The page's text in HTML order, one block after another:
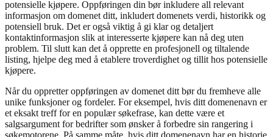
potensielle kjøpere. Oppføringen din bør inkludere all relevant
informasjon om domenet ditt, inkludert domenets verdi, historikk og
potensiell bruk. Det er også viktig å gi klar og detaljert
kontaktinformasjon slik at interesserte kjøpere kan nå deg uten
problem. Til slutt kan det å opprette en profesjonell og tiltalende
listing, hjelpe deg med å etablere troverdighet og tillit hos potensielle
kjøpere.
Når du oppretter oppføringen av domenet ditt bør du fremheve alle
unike funksjoner og fordeler. For eksempel, hvis ditt domenenavn er
et eksakt treff for en populær søkefrase, kan dette være et
salgsargument for bedrifter som ønsker å forbedre sin rangering i
søkemotorene. På samme måte, hvis ditt domenenavn har en historie